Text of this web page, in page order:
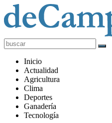
deCampoNoticias
Actualidad
Agropecuaria
Inicio
Actualidad
Agricultura
Clima
Deportes
Ganadería
Tecnología